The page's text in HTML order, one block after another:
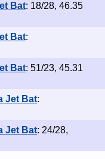
Bat: 18/28, 46.35
Bat:
Bat: 51/23, 45.31
Jet Bat:
Jet Bat: 24/28,